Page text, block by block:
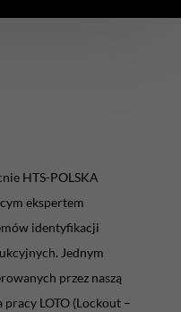
HTS-POLSKA
ekspertem
identyfikacji
Jednym
przez naszą
LOTO (Lockout –